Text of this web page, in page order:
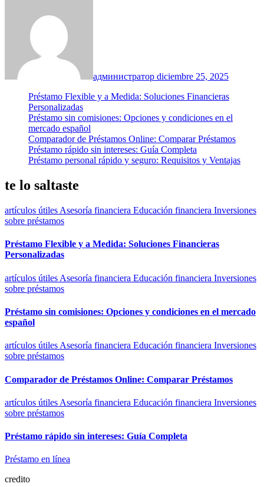
администратор diciembre 25, 2025
Préstamo Flexible y a Medida: Soluciones Financieras
Personalizadas
Préstamo sin comisiones: Opciones y condiciones en el
mercado español
Comparador de Préstamos Online: Comparar Préstamos
Préstamo rápido sin intereses: Guía Completa
Préstamo personal rápido y seguro: Requisitos y Ventajas
te lo saltaste
artículos útiles Asesoría financiera Educación financiera Inversiones
sobre préstamos
Préstamo Flexible y a Medida: Soluciones Financieras
Personalizadas
artículos útiles Asesoría financiera Educación financiera Inversiones
sobre préstamos
Préstamo sin comisiones: Opciones y condiciones en el mercado
español
artículos útiles Asesoría financiera Educación financiera Inversiones
sobre préstamos
Comparador de Préstamos Online: Comparar Préstamos
artículos útiles Asesoría financiera Educación financiera Inversiones
sobre préstamos
Préstamo rápido sin intereses: Guía Completa
Préstamo en línea
credito